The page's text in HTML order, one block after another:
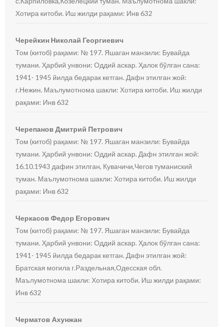
Хотира китоби. Иш жилди рақами: Инв 632
Черейкин Николай Георгиевич
Том (китоб) рақами: № 197. Яшаган манзили: Бувайда
тумани. Ҳарбий унвони: Оддий аскар. Ҳалок бўлган сана:
1941- 1945 йилда бедарак кетган. Дафн этилган жой:
г.Нежин. Маълумотнома шакли: Хотира китоби. Иш жилди
рақами: Инв 632
Черепанов Дмитрий Петрович
Том (китоб) рақами: № 197. Яшаган манзили: Бувайда
тумани. Ҳарбий унвони: Оддий аскар. Дафн этилган жой:
16.10.1943 дафин этилган, Кувачичи,Чегов туманиский
туман. Маълумотнома шакли: Хотира китоби. Иш жилди
рақами: Инв 632
Черкасов Федор Егорович
Том (китоб) рақами: № 197. Яшаган манзили: Бувайда
тумани. Ҳарбий унвони: Оддий аскар. Ҳалок бўлган сана:
1941- 1945 йилда бедарак кетган. Дафн этилган жой:
Братская могила г.Раздельная,Одесская обл.
Маълумотнома шакли: Хотира китоби. Иш жилди рақами:
Инв 632
Черматов Ахунжан